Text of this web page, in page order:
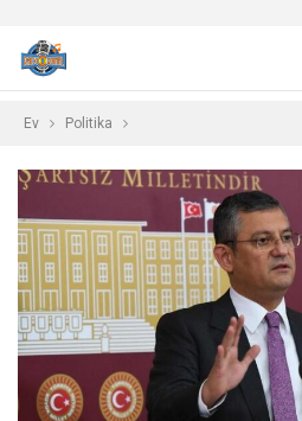
Ev Politika